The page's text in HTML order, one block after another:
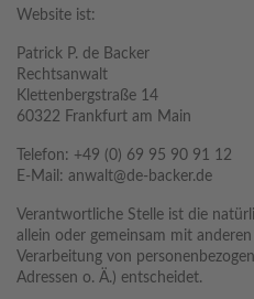
Website ist:
Patrick P. de Backer
Rechtsanwalt
Klettenbergstraße 14
60322 Frankfurt am Main
Telefon: +49 (0) 69 95 90 91 12
E-Mail: anwalt@de-backer.de
Verantwortliche Stelle ist die
allein oder gemeinsam mit
Verarbeitung von
Adressen o. Ä.) entscheidet.